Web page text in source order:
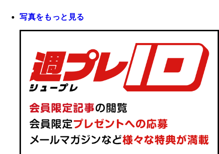
写真をもっと見る